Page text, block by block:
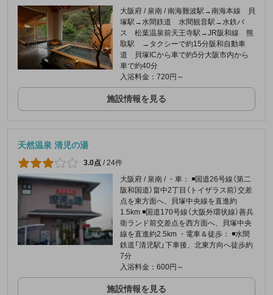
大阪府 / 泉南 / 南海難波駅→南海本線 貝
塚駅→水間鉄道 水間観音駅→水鉄バ
ス 松葉温泉前天王寺駅→JR阪和線 熊
取駅 →タクシーで約15分阪和自動車
道 貝塚ICから車で約5分大阪市内から
車で約40分
入浴料金：720円～
施設情報を見る
天然温泉 清児の湯
3.0点 /24件
大阪府 / 泉南 / ・車： ◾️国道26号線（第二
阪和国道）畠中2丁目（トイザラス前）交差
点を東方面へ、貝塚中央線を直進約
1.5km ◾️国道170号線（大阪外環状線）善兵
衛ランド前交差点を西方面へ、貝塚中央
線を直進約2.5km ・電車＆徒歩： ◾️水間
鉄道「清児駅」下車後、北東方向へ徒歩約
7分
入浴料金：600円～
施設情報を見る